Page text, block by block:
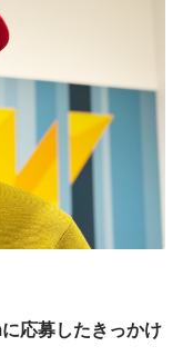
応募したきっかけ